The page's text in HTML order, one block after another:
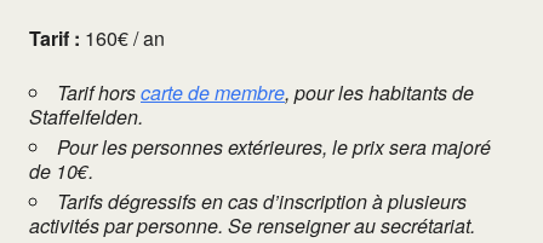
Tarif : 160€ / an
Tarif horscarte de membre, pour les habitants de
Staffelfelden.
Pour les personnes extérieures, le prix sera majoré
de 10€.
Tarifs dégressifs en cas d’inscription à plusieurs
activités par personne. Se renseigner au secrétariat.